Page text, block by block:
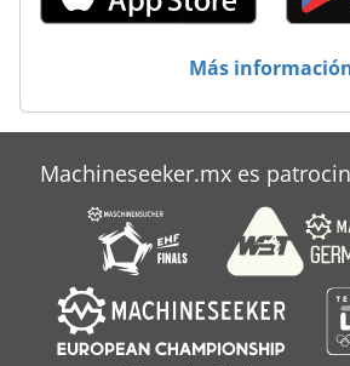
Más
Machineseeker.mx es